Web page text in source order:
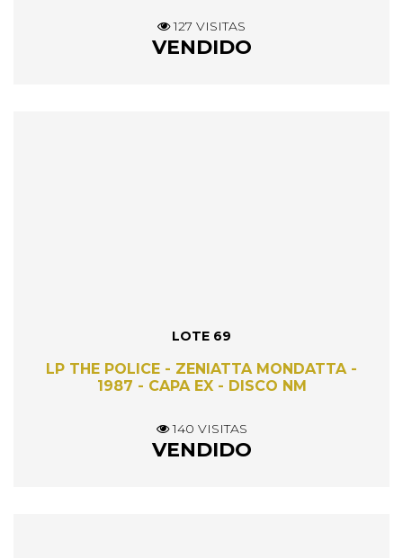
127 VISITAS
VENDIDO
LOTE 69
LP THE POLICE - ZENIATTA MONDATTA -
1987 - CAPA EX - DISCO NM
140 VISITAS
VENDIDO